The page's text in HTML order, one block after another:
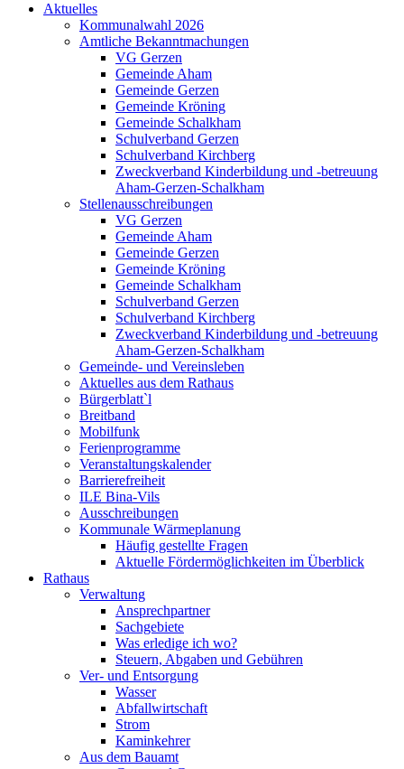
Aktuelles
Kommunalwahl 2026
Amtliche Bekanntmachungen
VG Gerzen
Gemeinde Aham
Gemeinde Gerzen
Gemeinde Kröning
Gemeinde Schalkham
Schulverband Gerzen
Schulverband Kirchberg
Zweckverband Kinderbildung und -betreuung
Aham-Gerzen-Schalkham
Stellenausschreibungen
VG Gerzen
Gemeinde Aham
Gemeinde Gerzen
Gemeinde Kröning
Gemeinde Schalkham
Schulverband Gerzen
Schulverband Kirchberg
Zweckverband Kinderbildung und -betreuung
Aham-Gerzen-Schalkham
Gemeinde- und Vereinsleben
Aktuelles aus dem Rathaus
Bürgerblatt`l
Breitband
Mobilfunk
Ferienprogramme
Veranstaltungskalender
Barrierefreiheit
ILE Bina-Vils
Ausschreibungen
Kommunale Wärmeplanung
Häufig gestellte Fragen
Aktuelle Fördermöglichkeiten im Überblick
Rathaus
Verwaltung
Ansprechpartner
Sachgebiete
Was erledige ich wo?
Steuern, Abgaben und Gebühren
Ver- und Entsorgung
Wasser
Abfallwirtschaft
Strom
Kaminkehrer
Aus dem Bauamt